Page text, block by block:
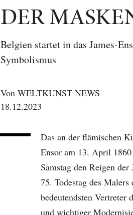
DER
Belgien startet in das James-
Symbolismus
Von WELTKUNST NEWS
18.12.2023
Das an der flämischen
Ensor am 13. April
Samstag den Reigen
75. Todestag des
bedeutendsten Vertreter
und wichtiger